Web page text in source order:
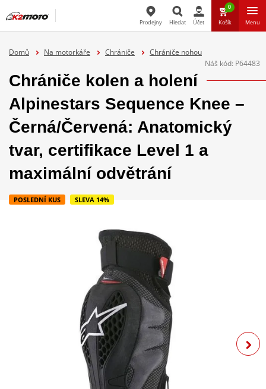
Prodejny Hledat Účet
0
Košík Menu
Domů Na motorkáře Chrániče
Chrániče nohou
Náš kód: P64483
Chrániče kolen a holení
Alpinestars Sequence Knee –
Černá/Červená: Anatomický
tvar, certifikace Level 1 a
maximální odvětrání
POSLEDNÍ KUS SLEVA 14%